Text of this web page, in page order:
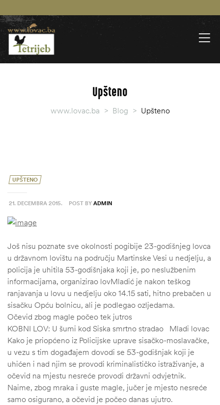
Upšteno
www.lovac.ba > Blog > Upšteno
UPŠTENO
21. DECEMBRA 2015. POST BY ADMIN
Još nisu poznate sve okolnosti pogibije 23-godišnjeg lovca
u državnom lovištu na području Martinske Vesi u nedjelju, a
policija je uhitila 53-godišnjaka koji je, po neslužbenim
informacijama, organizirao lovMladić je nakon teškog
ranjavanja u lovu u nedjelju oko 14.15 sati, hitno prebačen u
sisačku Opću bolnicu, ali je podlegao ozljedama.
Očevid zbog magle počeo tek jutros
KOBNI LOV: U šumi kod Siska smrtno stradao Mladi lovac
Kako je priopćeno iz Policijske uprave sisačko-moslavačke,
u vezu s tim događajem dovodi se 53-godišnjak koji je
uhićen i nad njim se provodi kriminalističko istraživanje, a
očevid na mjestu nesreće provodi državni odvjetnik.
Naime, zbog mraka i guste magle, jučer je mjesto nesreće
samo osigurano, a očevid je počeo danas ujutro.